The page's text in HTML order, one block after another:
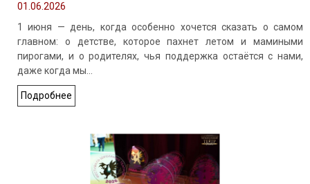
01.06.2026
1 июня — день, когда особенно хочется сказать о самом
главном: о детстве, которое пахнет летом и мамиными
пирогами, и о родителях, чья поддержка остаётся с нами,
даже когда мы…
Подробнее